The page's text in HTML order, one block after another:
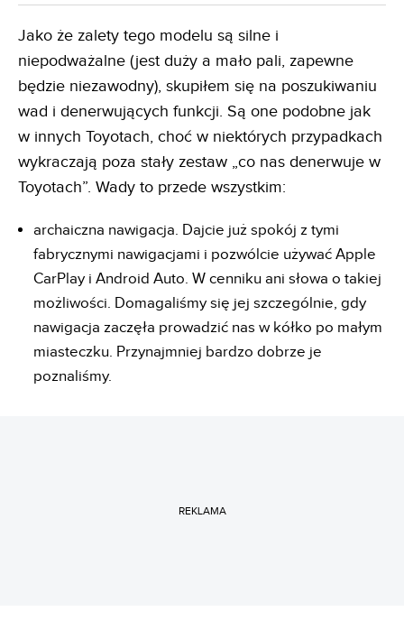
Jako że zalety tego modelu są silne i
niepodważalne (jest duży a mało pali, zapewne
będzie niezawodny), skupiłem się na poszukiwaniu
wad i denerwujących funkcji. Są one podobne jak
w innych Toyotach, choć w niektórych przypadkach
wykraczają poza stały zestaw „co nas denerwuje w
Toyotach”. Wady to przede wszystkim:
archaiczna nawigacja. Dajcie już spokój z tymi
fabrycznymi nawigacjami i pozwólcie używać Apple
CarPlay i Android Auto. W cenniku ani słowa o takiej
możliwości. Domagaliśmy się jej szczególnie, gdy
nawigacja zaczęła prowadzić nas w kółko po małym
miasteczku. Przynajmniej bardzo dobrze je
poznaliśmy.
REKLAMA